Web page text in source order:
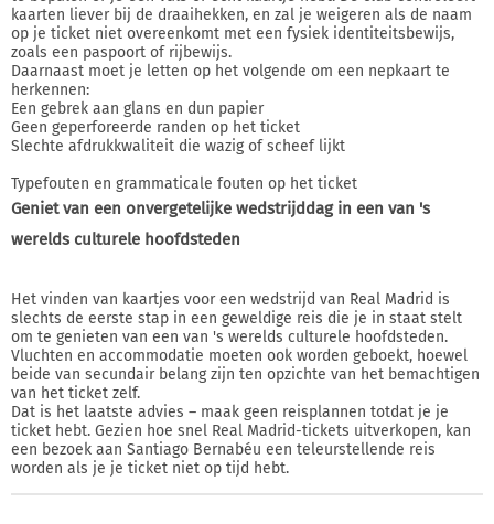
kaarten liever bij de draaihekken, en zal je weigeren als de naam
op je ticket niet overeenkomt met een fysiek identiteitsbewijs,
zoals een paspoort of rijbewijs.
Daarnaast moet je letten op het volgende om een nepkaart te
herkennen:
Een gebrek aan glans en dun papier
Geen geperforeerde randen op het ticket
Slechte afdrukkwaliteit die wazig of scheef lijkt
Typefouten en grammaticale fouten op het ticket
Geniet van een onvergetelijke wedstrijddag in een van 's
werelds culturele hoofdsteden
Het vinden van kaartjes voor een wedstrijd van Real Madrid is
slechts de eerste stap in een geweldige reis die je in staat stelt
om te genieten van een van 's werelds culturele hoofdsteden.
Vluchten en accommodatie moeten ook worden geboekt, hoewel
beide van secundair belang zijn ten opzichte van het bemachtigen
van het ticket zelf.
Dat is het laatste advies – maak geen reisplannen totdat je je
ticket hebt. Gezien hoe snel Real Madrid-tickets uitverkopen, kan
een bezoek aan Santiago Bernabéu een teleurstellende reis
worden als je je ticket niet op tijd hebt.